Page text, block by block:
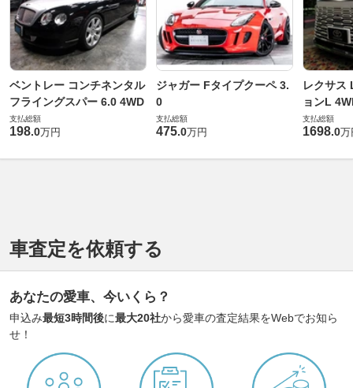
ベントレー コンチネンタル
フライングスパー 6.0 4WD
支払総額
198.0万円
ジャガー Fタイプクーペ 3.
0
支払総額
475.0万円
レクサス
ョンL
支払総額
1698.0万
車査定を依頼する
あなたの愛車、今いくら？
申込み最短3時間後に最大20社から愛車の査定結果をWebでお知ら
せ！